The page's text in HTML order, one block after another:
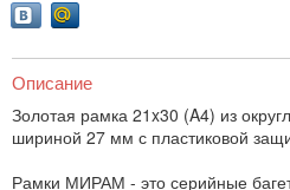
Описание
Золотая рамка 21x30 (A4) из
шириной 27 мм с пластиковой
Рамки МИРАМ - это серийные